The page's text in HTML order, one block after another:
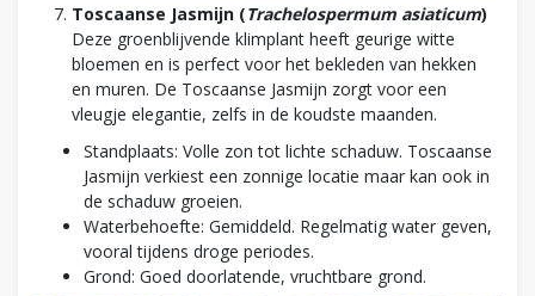
Toscaanse Jasmijn (Trachelospermum asiaticum)
Deze groenblijvende klimplant heeft geurige witte
bloemen en is perfect voor het bekleden van hekken
en muren. De Toscaanse Jasmijn zorgt voor een
vleugje elegantie, zelfs in de koudste maanden.
Standplaats: Volle zon tot lichte schaduw. Toscaanse
Jasmijn verkiest een zonnige locatie maar kan ook in
de schaduw groeien.
Waterbehoefte: Gemiddeld. Regelmatig water geven,
vooral tijdens droge periodes.
Grond: Goed doorlatende, vruchtbare grond.